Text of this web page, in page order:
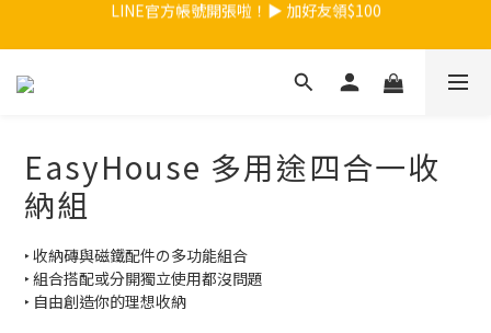
【夏日總動員】買任款式筆記本再送內頁！>>點我
【夏日總動員】買任款式筆記本再送內頁！>>點我
台灣地區$899免運 / 香港地區$990免運
【夏日總動員】買任款式筆記本再送內頁！>>點我
EasyHouse 多用途四合一收
納組
‣ 收納磚與磁鐵配件の多功能組合
‣ 組合搭配或分開獨立使用都沒問題
‣ 自由創造你的理想收納